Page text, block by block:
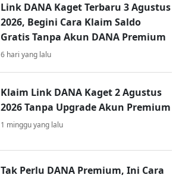
Link DANA Kaget Terbaru 3 Agustus
2026, Begini Cara Klaim Saldo
Gratis Tanpa Akun DANA Premium
6 hari yang lalu
Klaim Link DANA Kaget 2 Agustus
2026 Tanpa Upgrade Akun Premium
1 minggu yang lalu
Tak Perlu DANA Premium, Ini Cara